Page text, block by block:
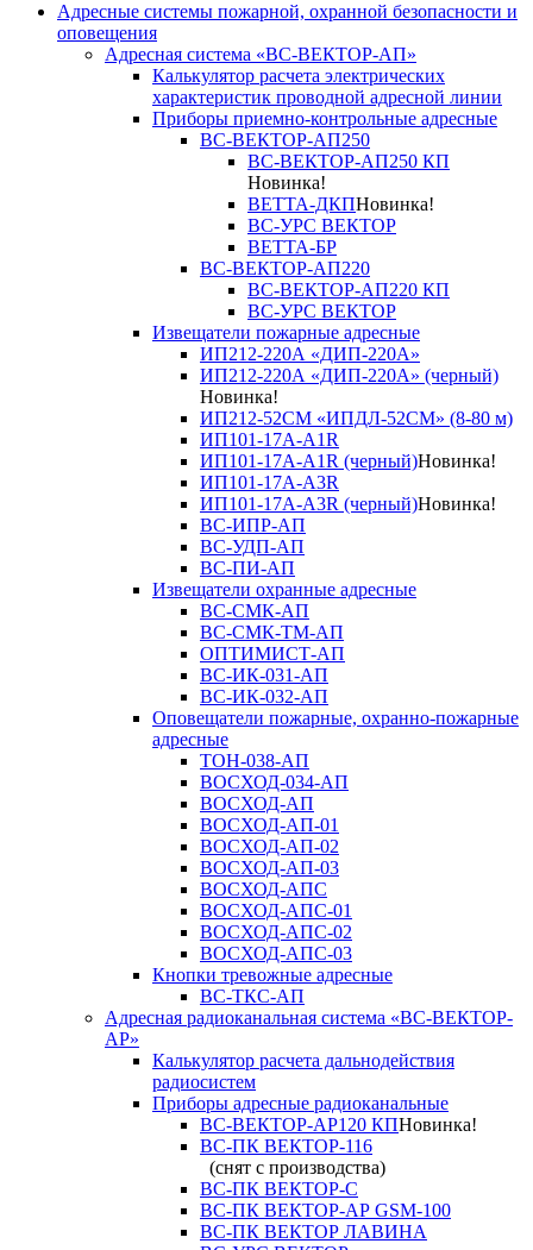
Адресные системы пожарной, охранной безопасности и
оповещения
Адресная система «ВС-ВЕКТОР-АП»
Калькулятор расчета электрических
характеристик проводной адресной линии
Приборы приемно-контрольные адресные
ВС-ВЕКТОР-АП250
ВС-ВЕКТОР-АП250 КП
Новинка!
ВЕТТА-ДКПНовинка!
ВС-УРС ВЕКТОР
ВЕТТА-БР
ВС-ВЕКТОР-АП220
ВС-ВЕКТОР-АП220 КП
ВС-УРС ВЕКТОР
Извещатели пожарные адресные
ИП212-220А «ДИП-220А»
ИП212-220А «ДИП-220А» (черный)
Новинка!
ИП212-52СМ «ИПДЛ-52СМ» (8-80 м)
ИП101-17А-A1R
ИП101-17А-A1R (черный)Новинка!
ИП101-17А-A3R
ИП101-17А-A3R (черный)Новинка!
ВС-ИПР-АП
ВС-УДП-АП
ВС-ПИ-АП
Извещатели охранные адресные
ВС-СМК-АП
ВС-СМК-ТМ-АП
ОПТИМИСТ-АП
ВС-ИК-031-АП
ВС-ИК-032-АП
Оповещатели пожарные, охранно-пожарные
адресные
ТОН-038-АП
ВОСХОД-034-АП
ВОСХОД-АП
ВОСХОД-АП-01
ВОСХОД-АП-02
ВОСХОД-АП-03
ВОСХОД-АПС
ВОСХОД-АПС-01
ВОСХОД-АПС-02
ВОСХОД-АПС-03
Кнопки тревожные адресные
ВС-ТКС-АП
Адресная радиоканальная система «ВС-ВЕКТОР-
АР»
Калькулятор расчета дальнодействия
радиосистем
Приборы адресные радиоканальные
ВС-ВЕКТОР-АР120 КПНовинка!
ВС-ПК ВЕКТОР-116
(снят с производства)
ВС-ПК ВЕКТОР-С
ВС-ПК ВЕКТОР-АР GSM-100
ВС-ПК ВЕКТОР ЛАВИНА